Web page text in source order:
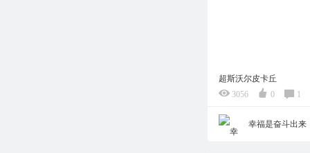
超斯沃尔皮卡丘
3056
0 1
幸福是奋斗出来